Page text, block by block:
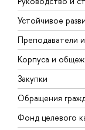
Устойчивое
Преподаватели
Корпуса и
Закупки
Обращения
Фонд целевого